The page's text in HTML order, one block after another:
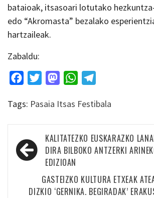
bataioak, itsasoari lotutako
edo “Akromasta” bezalako
hartzaileak.
Zabaldu:
FacebookTwitterMastodonWhatsApp
Tags: Pasaia Itsas Festibala
Bidalketetan
zehar
nabigatu
KALITATEZKO EUSKARAZKO
DIRA BILBOKO ANTZERKI
EDIZIOAN
GASTEIZKO KULTURA ETXEAK
DIZKIO ‘GERNIKA. BEGIRADAK’